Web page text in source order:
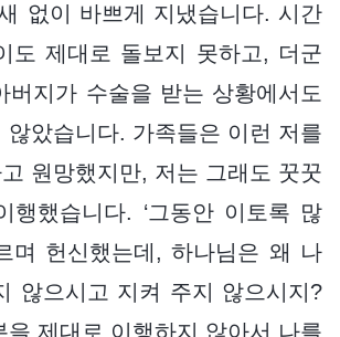
없이 바쁘게 지냈습니다. 시간
도 제대로 돌보지 못하고, 더군
버지가 수술을 받는 상황에서도
않았습니다. 가족들은 이런 저를
원망했지만, 저는 그래도 꿋꿋
행했습니다. ‘그동안 이토록 많
며 헌신했는데, 하나님은 왜 나
않으시고 지켜 주지 않으시지?
을 제대로 이행하지 않아서 나를